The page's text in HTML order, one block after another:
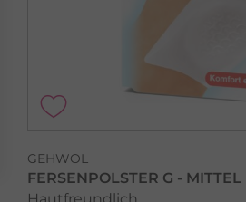
GEHWOL
FERSENPOLSTER G - MITTEL